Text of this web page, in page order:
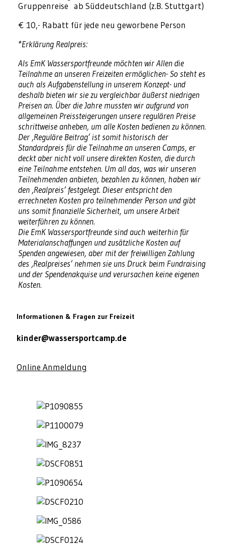
Gruppenreise ab Süddeutschland (z.B. Stuttgart)
€ 10,- Rabatt für jede neu geworbene Person
*Erklärung Realpreis:
Als EmK Wassersportfreunde möchten wir Allen die
Teilnahme an unseren Freizeiten ermöglichen- So steht es
auch als Aufgabenstellung in unserem Konzept- und
deshalb bieten wir sie zu vergleichbar äußerst niedrigen
Preisen an. Über die Jahre mussten wir aufgrund von
allgemeinen Preissteigerungen unsere regulären Preise
schrittweise anheben, um alle Kosten bedienen zu können.
Der ‚Reguläre Beitrag‘ ist somit historisch der
Standardpreis für die Teilnahme an unseren Camps, er
deckt aber nicht voll unsere direkten Kosten, die durch
eine Teilnahme entstehen. Um all das, was wir unseren
Teilnehmenden anbieten, bezahlen zu können, haben wir
den ‚Realpreis‘ festgelegt. Dieser entspricht den
errechneten Kosten pro teilnehmender Person und gibt
uns somit finanzielle Sicherheit, um unsere Arbeit
weiterführen zu können.
Die EmK Wassersportfreunde sind auch weiterhin für
Materialanschaffungen und zusätzliche Kosten auf
Spenden angewiesen, aber mit der freiwilligen Zahlung
des ‚Realpreises‘ nehmen sie uns Druck beim Fundraising
und der Spendenakquise und verursachen keine eigenen
Kosten.
Informationen & Fragen zur Freizeit
kinder@wassersportcamp.de
Online Anmeldung